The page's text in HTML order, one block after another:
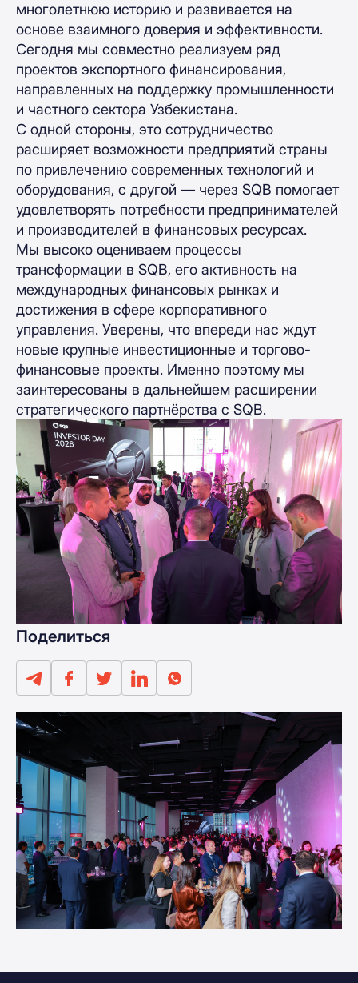
многолетнюю историю и развивается на
основе взаимного доверия и эффективности.
Сегодня мы совместно реализуем ряд
проектов экспортного финансирования,
направленных на поддержку промышленности
и частного сектора Узбекистана.
С одной стороны, это сотрудничество
расширяет возможности предприятий страны
по привлечению современных технологий и
оборудования, с другой — через SQB помогает
удовлетворять потребности предпринимателей
и производителей в финансовых ресурсах.
Мы высоко оцениваем процессы
трансформации в SQB, его активность на
международных финансовых рынках и
достижения в сфере корпоративного
управления. Уверены, что впереди нас ждут
новые крупные инвестиционные и торгово-
финансовые проекты. Именно поэтому мы
заинтересованы в дальнейшем расширении
стратегического партнёрства с SQB.
Поделиться